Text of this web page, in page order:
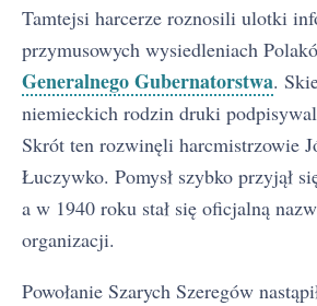
Tamtejsi harcerze roznosili ulotki
przymusowych wysiedleniach
Generalnego Gubernatorstwa.
niemieckich rodzin druki
Skrót ten rozwinęli harcmistrzowie
Łuczywko. Pomysł szybko przyjął
a w 1940 roku stał się oficjalną
organizacji.
Powołanie Szarych Szeregów